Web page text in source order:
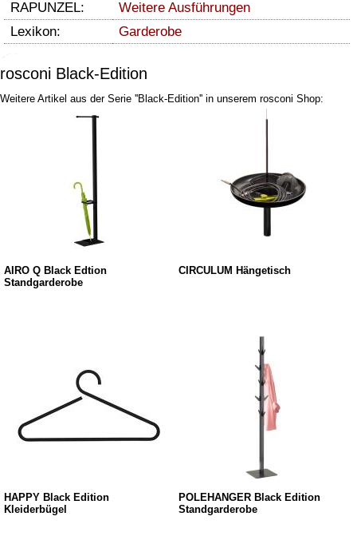
RAPUNZEL:
Weitere Ausführungen
Lexikon:
Garderobe
rosconi Black-Edition
Weitere Artikel aus der Serie ''Black-Edition'' in unserem rosconi Shop:
AIRO Q Black Edtion
Standgarderobe
CIRCULUM Hängetisch
HAPPY Black Edition
Kleiderbügel
POLEHANGER Black Edition
Standgarderobe